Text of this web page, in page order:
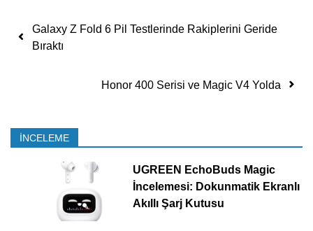
Yazı dolaşımı
Galaxy Z Fold 6 Pil Testlerinde Rakiplerini Geride
Bıraktı
Honor 400 Serisi ve Magic V4 Yolda
İNCELEME
UGREEN EchoBuds Magic
İncelemesi: Dokunmatik Ekranlı
Akıllı Şarj Kutusu